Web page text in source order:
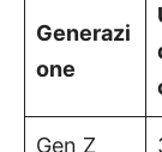
Generazi
one
Gen Z